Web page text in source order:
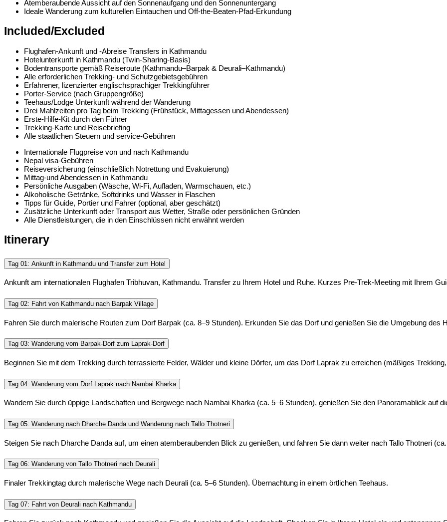
Atemberaubende Aussicht auf den Sonnenaufgang und den Sonnenuntergang
Ideale Wanderung zum kulturellen Eintauchen und Off-the-Beaten-Pfad-Erkundung
Included/Excluded
Flughafen-Ankunft und -Abreise Transfers in Kathmandu
Hotelunterkunft in Kathmandu (Twin-Sharing-Basis)
Bodentransporte gemäß Reiseroute (Kathmandu–Barpak & Deurali–Kathmandu)
Alle erforderlichen Trekking- und Schutzgebietsgebühren
Erfahrener, lizenzierter englischsprachiger Trekkingführer
Porter-Service (nach Gruppengröße)
Teehaus/Lodge Unterkunft während der Wanderung
Drei Mahlzeiten pro Tag beim Trekking (Frühstück, Mittagessen und Abendessen)
Erste-Hilfe-Kit durch den Führer
Trekking-Karte und Reisebriefing
Alle staatlichen Steuern und service-Gebühren
Internationale Flugpreise von und nach Kathmandu
Nepal visa-Gebühren
Reiseversicherung (einschließlich Notrettung und Evakuierung)
Mittag-und Abendessen in Kathmandu
Persönliche Ausgaben (Wäsche, Wi-Fi, Aufladen, Warmschauen, etc.)
Alkoholische Getränke, Softdrinks und Wasser in Flaschen
Tipps für Guide, Portier und Fahrer (optional, aber geschätzt)
Zusätzliche Unterkunft oder Transport aus Wetter, Straße oder persönlichen Gründen
Alle Dienstleistungen, die in den Einschlüssen nicht erwähnt werden
Itinerary
Tag 01: Ankunft in Kathmandu und Transfer zum Hotel
Ankunft am internationalen Flughafen Tribhuvan, Kathmandu. Transfer zu Ihrem Hotel und Ruhe. Kurzes Pre-Trek-Meeting mit Ihrem
Tag 02: Fahrt von Kathmandu nach Barpak Village
Fahren Sie durch malerische Routen zum Dorf Barpak (ca. 8–9 Stunden). Erkunden Sie das Dorf und genießen Sie die Umgebung des
Tag 03: Wanderung vom Barpak-Dorf zum Laprak-Dorf
Beginnen Sie mit dem Trekking durch terrassierte Felder, Wälder und kleine Dörfer, um das Dorf Laprak zu erreichen (mäßiges
Tag 04: Wanderung vom Dorf Laprak nach Nambai Kharka
Wandern Sie durch üppige Landschaften und Bergwege nach Nambai Kharka (ca. 5–6 Stunden), genießen Sie den Panoramablick auf
Tag 05: Wanderung nach Dharche Danda und Wanderung nach Tallo Thotneri
Steigen Sie nach Dharche Danda auf, um einen atemberaubenden Blick zu genießen, und fahren Sie dann weiter nach Tallo Thotneri
Tag 06: Wanderung von Tallo Thotneri nach Deurali
Finaler Trekkingtag durch malerische Wege nach Deurali (ca. 5–6 Stunden). Übernachtung in einem örtlichen Teehaus.
Tag 07: Fahrt von Deurali nach Kathmandu